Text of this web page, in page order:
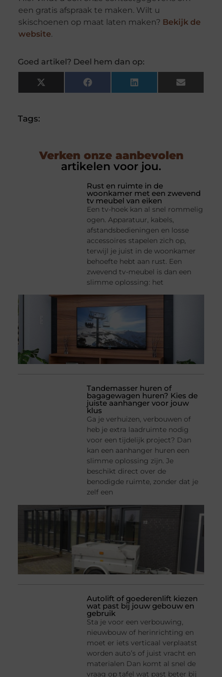
een gratis afspraak te maken. Wilt u
skischoenen op maat laten maken? Bekijk de
website.
Goed artikel? Deel hem dan op:
X
(Twitter)
Facebook LinkedIn Email
Tags:
Verken onze aanbevolen
artikelen voor jou.
Rust en ruimte in de
woonkamer met een zwevend
tv meubel van eiken
Een tv-hoek kan al snel rommelig
ogen. Apparatuur, kabels,
afstandsbedieningen en losse
accessoires stapelen zich op,
terwijl je juist in de woonkamer
behoefte hebt aan rust. Een
zwevend tv-meubel is dan een
slimme oplossing: het
Tandemasser huren of
bagagewagen huren? Kies de
juiste aanhanger voor jouw
klus
Ga je verhuizen, verbouwen of
heb je extra laadruimte nodig
voor een tijdelijk project? Dan
kan een aanhanger huren een
slimme oplossing zijn. Je
beschikt direct over de
benodigde ruimte, zonder dat je
zelf een
Autolift of goederenlift kiezen
wat past bij jouw gebouw en
gebruik
Sta je voor een verbouwing,
nieuwbouw of herinrichting en
moet er iets verticaal verplaatst
worden auto’s of juist vracht en
materialen Dan komt al snel de
vraag op tafel wat past beter bij